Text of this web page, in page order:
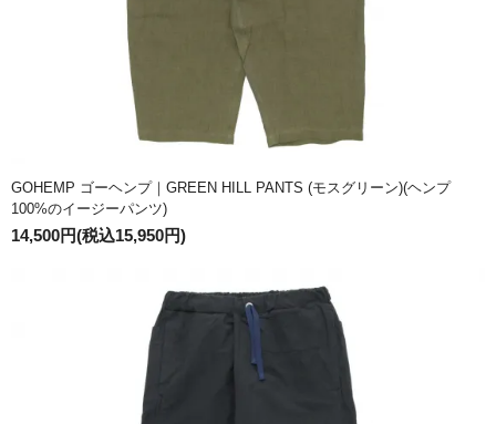
GOHEMP ゴーヘンプ｜GREEN HILL PANTS (モスグリーン)(ヘンプ
100%のイージーパンツ)
14,500円(税込15,950円)